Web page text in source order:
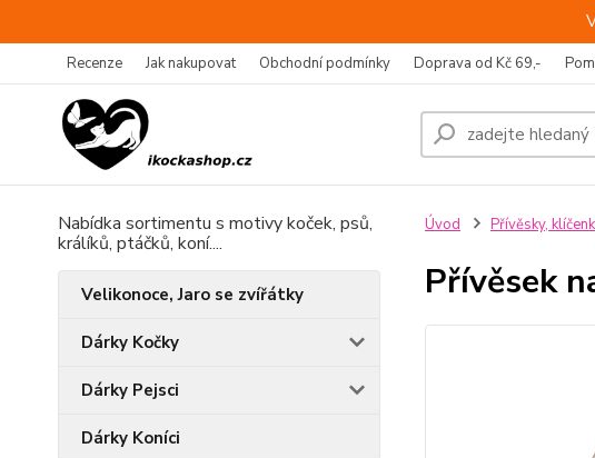
Recenze Jak nakupovat Obchodní podmínky Doprava od Kč 69,-
Nabídka sortimentu s motivy koček, psů,
králíků, ptáčků, koní....
Velikonoce, Jaro se zvířátky
Dárky Kočky
Dárky Pejsci
Dárky Koníci
Úvod Přívěsky,
Přívěsek